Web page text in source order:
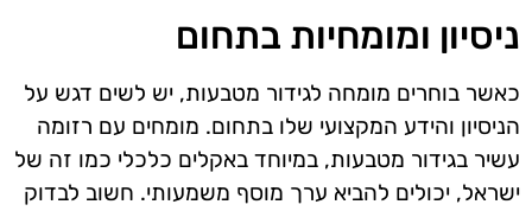
ניסיון ומומחיות בתחום
כאשר בוחרים מומחה לגידור מטבעות, יש לשים דגש על
הניסיון והידע המקצועי שלו בתחום. מומחים עם רזומה
עשיר בגידור מטבעות, במיוחד באקלים כלכלי כמו זה של
ישראל, יכולים להביא ערך מוסף משמעותי. חשוב לבדוק